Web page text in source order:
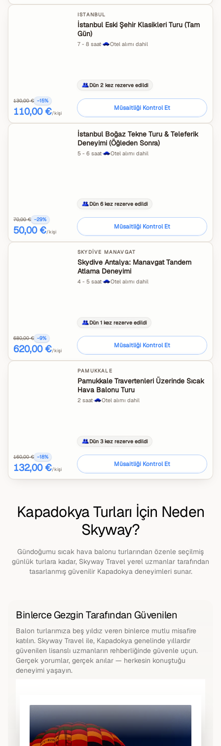
130,00 € −15%
110,00 €/kişi
ISTANBUL
İstanbul Eski Şehir Klasikleri Turu (Tam
Gün)
7 - 8 saat· Otel alımı dahil
Dün 2 kez rezerve edildi
Müsaitliği Kontrol Et
70,00 € −29%
50,00 €/kişi
İstanbul Boğaz Tekne Turu & Teleferik
Deneyimi (Öğleden Sonra)
5 - 6 saat· Otel alımı dahil
Dün 6 kez rezerve edildi
Müsaitliği Kontrol Et
680,00 € −9%
620,00 €/kişi
SKYDIVE MANAVGAT
Skydive Antalya: Manavgat Tandem
Atlama Deneyimi
4 - 5 saat· Otel alımı dahil
Dün 1 kez rezerve edildi
Müsaitliği Kontrol Et
160,00 € −18%
132,00 €/kişi
PAMUKKALE
Pamukkale Travertenleri Üzerinde Sıcak
Hava Balonu Turu
2 saat· Otel alımı dahil
Dün 3 kez rezerve edildi
Müsaitliği Kontrol Et
Kapadokya Turları İçin Neden
Skyway?
Gündoğumu sıcak hava balonu turlarından özenle seçilmiş
günlük turlara kadar, Skyway Travel yerel uzmanlar tarafından
tasarlanmış güvenilir Kapadokya deneyimleri sunar.
Binlerce Gezgin Tarafından Güvenilen
Balon turlarımıza beş yıldız veren binlerce mutlu misafire
katılın. Skyway Travel ile, Kapadokya genelinde yıllardır
güvenilen lisanslı uzmanların rehberliğinde güvenle uçun.
Gerçek yorumlar, gerçek anılar — herkesin konuştuğu
deneyimi yaşayın.